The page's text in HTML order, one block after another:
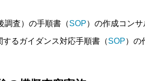
調査）の手順書（SOP）の作成コン
るガイダンス対応手順書（SOP）の